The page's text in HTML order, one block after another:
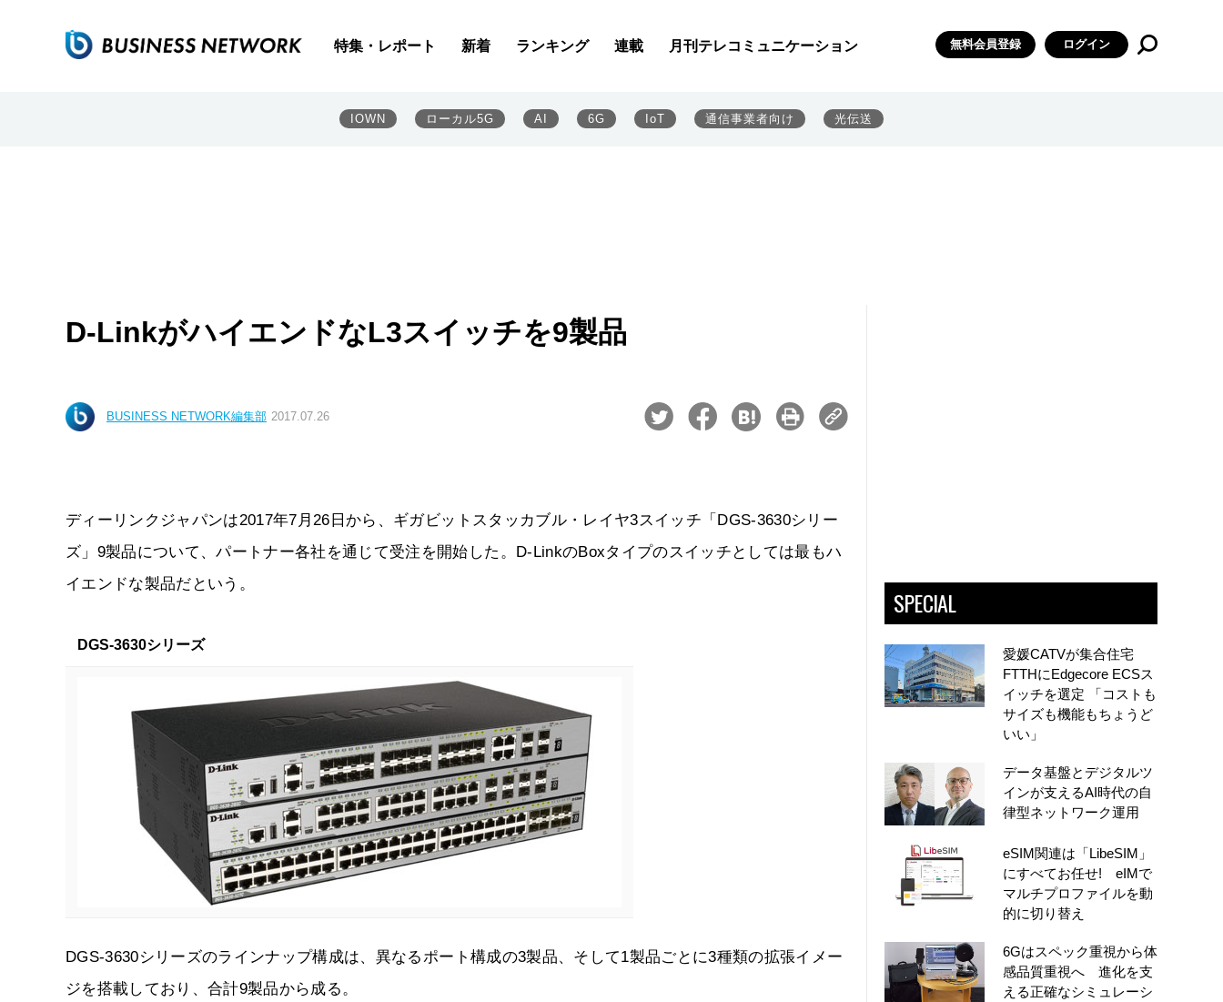
特集・レポート 新着 ランキング 連載 月刊テレコミュニケーション 無料会員登録 ログイン
IOWN ローカル5G AI 6G IoT 通信事業者向け 光伝送
D-LinkがハイエンドなL3スイッチを9製品
BUSINESS NETWORK編集部 2017.07.26
ディーリンクジャパンは2017年7月26日から、ギガビットスタッカブル・レイヤ3スイッチ「DGS-3630シリー
ズ」9製品について、パートナー各社を通じて受注を開始した。D-LinkのBoxタイプのスイッチとしては最もハ
イエンドな製品だという。
DGS-3630シリーズ
DGS-3630シリーズのラインナップ構成は、異なるポート構成の3製品、そして1製品ごとに3種類の拡張イメー
ジを搭載しており、合計9製品から成る。
SPECIAL
愛媛CATVが集合住宅
FTTHにEdgecore ECSス
イッチを選定 「コストも
サイズも機能もちょうど
いい」
データ基盤とデジタルツ
インが支えるAI時代の自
律型ネットワーク運用
eSIM関連は「LibeSIM」
にすべてお任せ! eIMで
マルチプロファイルを動
的に切り替え
6Gはスペック重視から体
感品質重視へ 進化を支
える正確なシミュレーシ